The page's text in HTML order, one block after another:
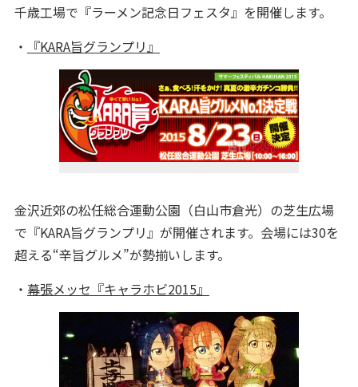
千歳工場で『ラーメン記念日フェスタ』を開催します。
・
『KARA旨グランプリ』
金沢近郊の松任総合運動公園（白山市倉光）の芝生広場
で『KARA旨グランプリ』が開催されます。会場には30を
超える“辛旨グルメ”が勢揃いします。
・ 幕張メッセ『キャラホビ2015』